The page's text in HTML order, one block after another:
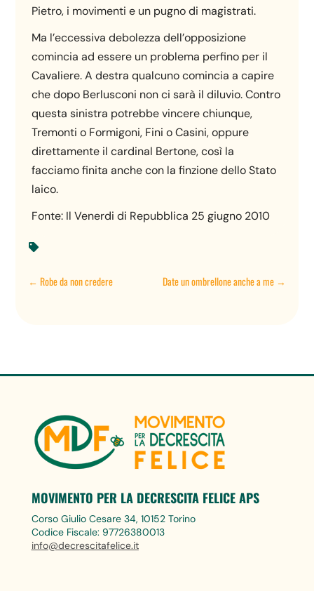
Pietro, i movimenti e un pugno di magistrati.
Ma l’eccessiva debolezza dell’opposizione
comincia ad essere un problema perfino per il
Cavaliere. A destra qualcuno comincia a capire
che dopo Berlusconi non ci sarà il diluvio. Contro
questa sinistra potrebbe vincere chiunque,
Tremonti o Formigoni, Fini o Casini, oppure
direttamente il cardinal Bertone, così la
facciamo finita anche con la finzione dello Stato
laico.
Fonte: Il Venerdi di Repubblica 25 giugno 2010

←Robe da non credere Date un ombrellone anche a me→
MOVIMENTO PER LA DECRESCITA FELICE APS
Corso Giulio Cesare 34, 10152 Torino
Codice Fiscale: 97726380013
info@decrescitafelice.it